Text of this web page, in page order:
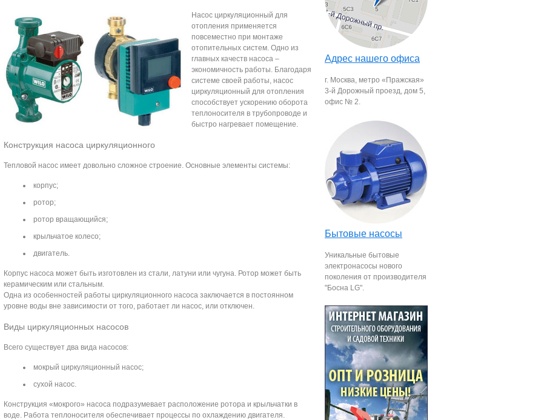
Насос циркуляционный для
отопления применяется
повсеместно при монтаже
отопительных систем. Одно из
главных качеств насоса –
экономичность работы. Благодаря
системе своей работы, насос
циркуляционный для отопления
способствует ускорению оборота
теплоносителя в трубопроводе и
быстро нагревает помещение.
Конструкция насоса циркуляционного
Тепловой насос имеет довольно сложное строение. Основные элементы системы:
корпус;
ротор;
ротор вращающийся;
крыльчатое колесо;
двигатель.
Корпус насоса может быть изготовлен из стали, латуни или чугуна. Ротор может быть
керамическим или стальным.
Одна из особенностей работы циркуляционного насоса заключается в постоянном
уровне воды вне зависимости от того, работает ли насос, или отключен.
Виды циркуляционных насосов
Всего существует два вида насосов:
мокрый циркуляционный насос;
сухой насос.
Конструкция «мокрого» насоса подразумевает расположение ротора и крыльчатки в
воде. Работа теплоносителя обеспечивает процессы по охлаждению двигателя.
Адрес нашего офиса
г. Москва, метро «Пражская»
3-й Дорожный проезд, дом 5,
офис № 2.
Бытовые насосы
Уникальные бытовые
электронасосы нового
поколения от производителя
"Босна LG".